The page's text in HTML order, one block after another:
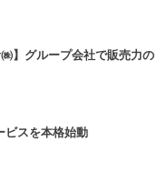
】グループ会社で販売力の
ビスを本格始動